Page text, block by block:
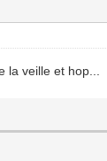
veille et hop...